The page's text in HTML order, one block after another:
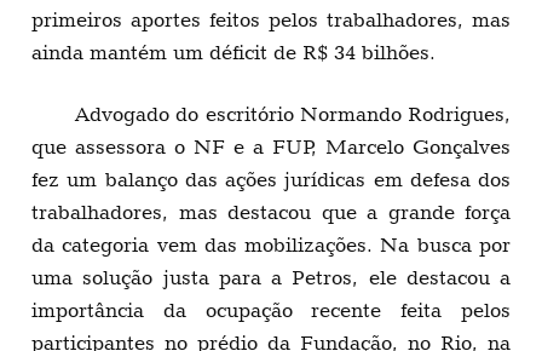
primeiros aportes feitos pelos trabalhadores, mas
ainda mantém um déficit de R$ 34 bilhões.
Advogado do escritório Normando Rodrigues,
que assessora o NF e a FUP, Marcelo Gonçalves
fez um balanço das ações jurídicas em defesa dos
trabalhadores, mas destacou que a grande força
da categoria vem das mobilizações. Na busca por
uma solução justa para a Petros, ele destacou a
importância da ocupação recente feita pelos
participantes no prédio da Fundação, no Rio, na